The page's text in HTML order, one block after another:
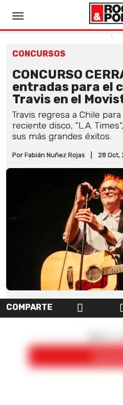
CONCURSOS
CONCURSO
entradas para el
Travis en el
Travis regresa a Chile
reciente disco, "L.A.
sus más grandes éxitos.
Por Fabián Nuñez Rojas 28 Oct,
COMPARTE